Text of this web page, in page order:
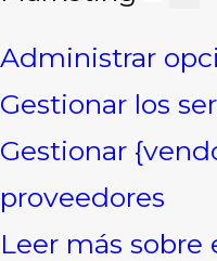
Administrar
Gestionar los
Gestionar
proveedores
Leer más sobre